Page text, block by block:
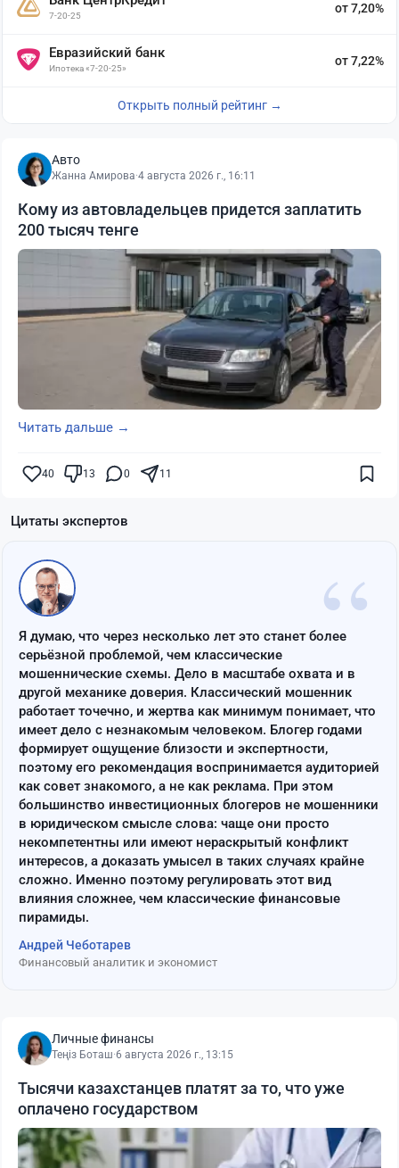
7-20-25
от 7,20%
Евразийский банк
Ипотека «7-20-25»
от 7,22%
Открыть полный рейтинг →
Авто
Жанна Амирова·4 августа 2026 г., 16:11
Кому из автовладельцев придется заплатить
200 тысяч тенге
Читать дальше →
40 13 0 11
Цитаты экспертов
“
Я думаю, что через несколько лет это станет более
серьёзной проблемой, чем классические
мошеннические схемы. Дело в масштабе охвата и в
другой механике доверия. Классический мошенник
работает точечно, и жертва как минимум понимает, что
имеет дело с незнакомым человеком. Блогер годами
формирует ощущение близости и экспертности,
поэтому его рекомендация воспринимается аудиторией
как совет знакомого, а не как реклама. При этом
большинство инвестиционных блогеров не мошенники
в юридическом смысле слова: чаще они просто
некомпетентны или имеют нераскрытый конфликт
интересов, а доказать умысел в таких случаях крайне
сложно. Именно поэтому регулировать этот вид
влияния сложнее, чем классические финансовые
пирамиды.
Андрей Чеботарев
Финансовый аналитик и экономист
Личные финансы
Теңіз Боташ·6 августа 2026 г., 13:15
Тысячи казахстанцев платят за то, что уже
оплачено государством